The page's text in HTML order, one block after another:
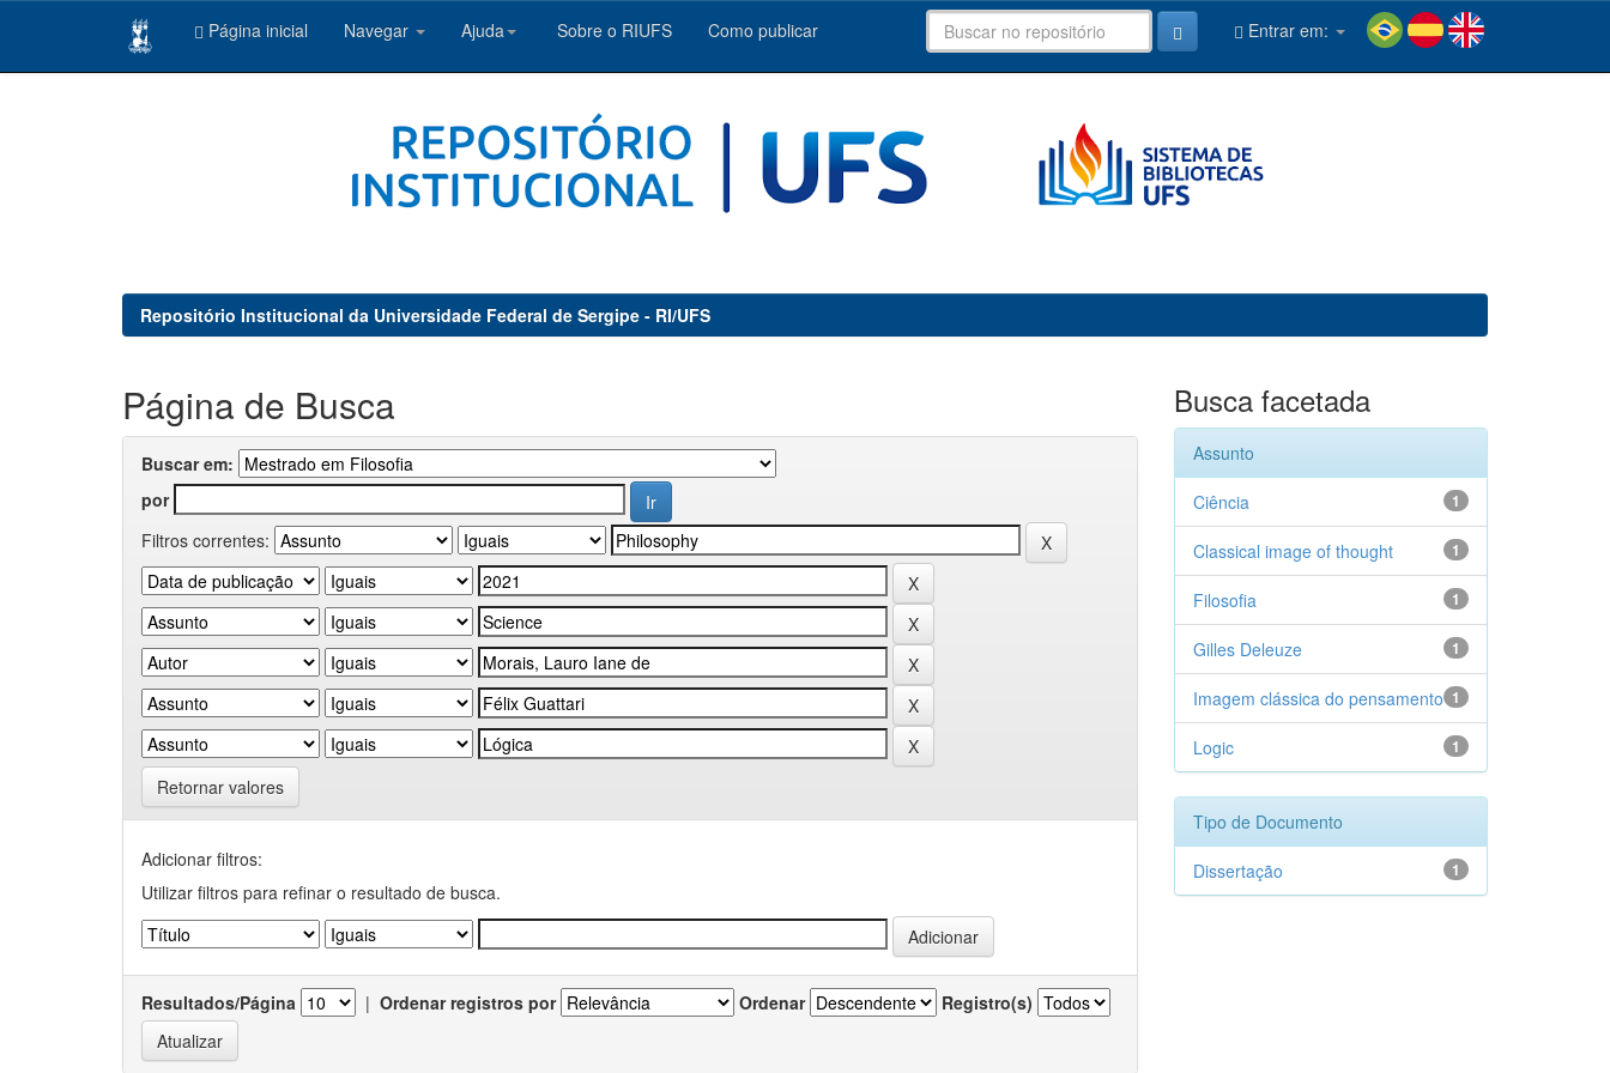
Página inicial Navegar Ajuda Sobre o RIUFS Como publicar Entrar em:
Repositório Institucional da Universidade Federal de Sergipe - RI/UFS
Página de Busca
Buscar em:
por
Filtros correntes:
Retornar valores
Adicionar filtros:
Utilizar filtros para refinar o resultado de busca.
Resultados/Página | Ordenar registros por Ordenar Registro(s)
Busca facetada
Assunto
1
Ciência
1
Classical image of thought
1
Filosofia
1
Gilles Deleuze
1
Imagem clássica do pensamento
1
Logic
Tipo de Documento
1
Dissertação